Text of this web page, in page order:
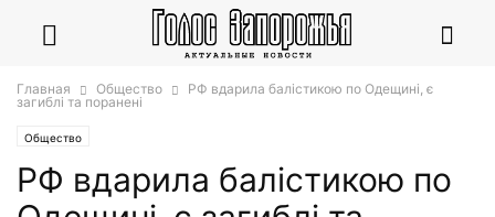
Главная Общество
РФ вдарила балістикою по Одещині, є
загиблі та поранені
Общество
РФ вдарила балістикою по